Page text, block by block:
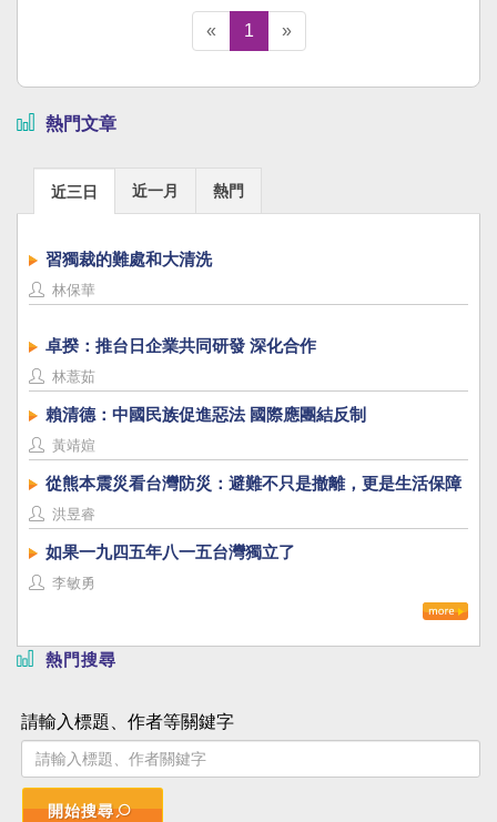
« 1 »
熱門文章
近三日 近一月 熱門
習獨裁的難處和大清洗
林保華
卓揆：推台日企業共同研發 深化合作
林薏茹
賴清德：中國民族促進惡法 國際應團結反制
黃靖媗
從熊本震災看台灣防災：避難不只是撤離，更是生活保障
洪昱睿
如果一九四五年八一五台灣獨立了
李敏勇
熱門搜尋
請輸入標題、作者等關鍵字
開始搜尋